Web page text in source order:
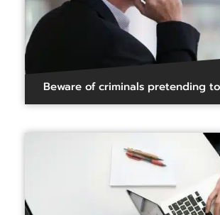
Beware of criminals pretending